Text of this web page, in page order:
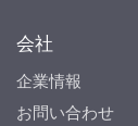
会社
企業情報
お問い合わせ